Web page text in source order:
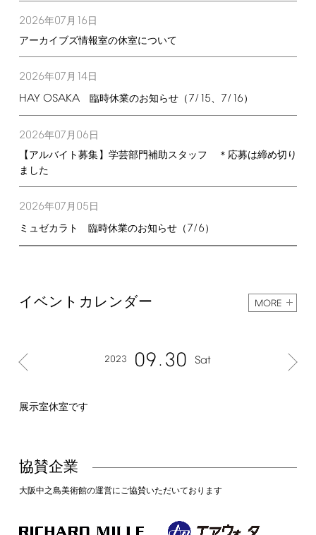
2026年07月 16日
アーカイブズ情報室の休室について
2026年07月 14日
HAY OSAKA臨時休業のお知らせ（7/15、 7/16）
2026年07月 06日
【アルバイト募集】学芸部門補助スタッフ ＊応募は締め切り
ました
2026年07月 05日
ミュゼカラト 臨時休業のお知らせ（7/6）
イベントカレンダー MORE
2023 09 30 Sat
展示室休室です
協賛企業
大阪中之島美術館の運営にご協賛いただいております